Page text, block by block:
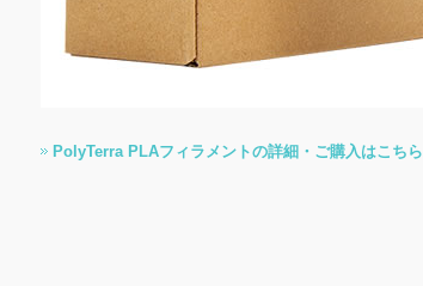
PolyTerra PLAフィラメントの詳細・ご購入はこちら